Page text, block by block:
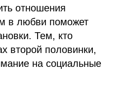
отношения
в любви поможет
Тем, кто
второй половинки,
на социальные